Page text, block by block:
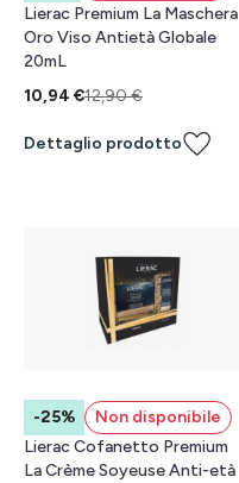
Lierac Premium La Maschera
Oro Viso Antietà Globale
20mL
10,94 €12,90 €
Dettaglio prodotto
-25%
Non disponibile
Lierac Cofanetto Premium
La Crème Soyeuse Anti-età